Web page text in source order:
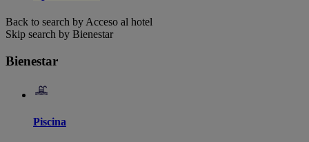
Back to search by Acceso al hotel
Skip search by Bienestar
Bienestar
Piscina